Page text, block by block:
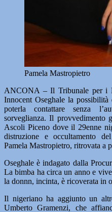
Pamela Mastropietro
ANCONA – Il Tribunale per i
Innocent Oseghale la
poterla contattare senza
sorveglianza. Il provvedimento
Ascoli Piceno dove il 29enne
distruzione e occultamento
Pamela Mastropietro, ritrovata a
Oseghale è indagato dalla
La bimba ha circa un anno e
la donnn, incinta, è ricoverata in
Il nigeriano ha aggiunto un
Umberto Gramenzi, che